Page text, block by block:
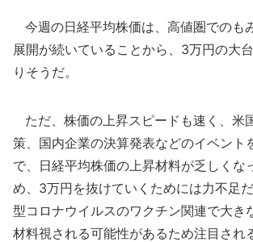
今週の日経平均株価は、高値圏でのも
展開が続いていることから、3万円の大
りそうだ。
ただ、株価の上昇スピードも速く、米
策、国内企業の決算発表などのイベント
で、日経平均株価の上昇材料が乏しくな
め、3万円を抜けていくためには力不足
型コロナウイルスのワクチン関連で大き
材料視される可能性があるため注目され